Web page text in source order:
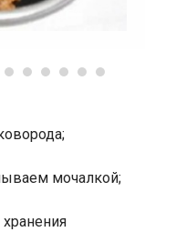
мочалкой;